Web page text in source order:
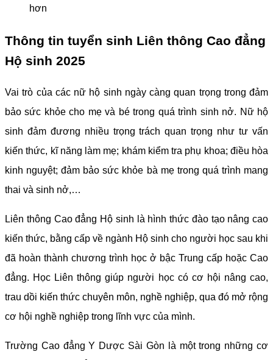
hơn
Thông tin tuyển sinh Liên thông Cao đẳng
Hộ sinh 2025
Vai trò của các nữ hộ sinh ngày càng quan trọng trong đảm
bảo sức khỏe cho mẹ và bé trong quá trình sinh nở. Nữ hộ
sinh đảm đương nhiều trọng trách quan trọng như tư vấn
kiến thức, kĩ năng làm mẹ; khám kiểm tra phụ khoa; điều hòa
kinh nguyệt; đảm bảo sức khỏe bà mẹ trong quá trình mang
thai và sinh nở,…
Liên thông Cao đẳng Hộ sinh là hình thức đào tạo nâng cao
kiến thức, bằng cấp về ngành Hộ sinh cho người học sau khi
đã hoàn thành chương trình học ở bậc Trung cấp hoặc Cao
đẳng. Học Liên thông giúp người học có cơ hội nâng cao,
trau dồi kiến thức chuyên môn, nghề nghiệp, qua đó mở rộng
cơ hội nghề nghiệp trong lĩnh vực của mình.
Trường Cao đẳng Y Dược Sài Gòn là một trong những cơ